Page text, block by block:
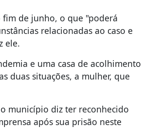
fim de junho, o que "poderá
relacionadas ao caso e
ele.
e uma casa de acolhimento
duas situações, a mulher, que
município diz ter reconhecido
após sua prisão neste